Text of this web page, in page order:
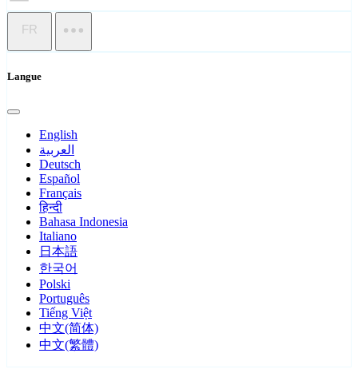
FR
Langue
English
العربية
Deutsch
Español
Français
हिन्दी
Bahasa Indonesia
Italiano
日本語
한국어
Polski
Português
Tiếng Việt
中文(简体)
中文(繁體)